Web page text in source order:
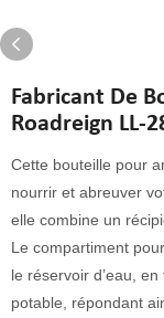
Fabricant De
Roadreign LL-
Cette bouteille pour
nourrir et abreuver
elle combine un
Le compartiment
le réservoir d’eau,
potable, répondant